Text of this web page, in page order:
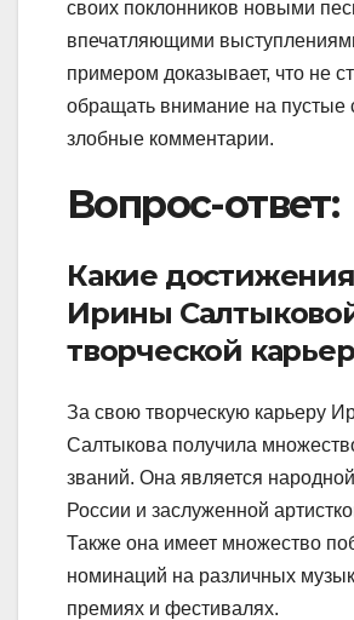
своих поклонников новыми
впечатляющими
примером доказывает, что не
обращать внимание на пустые
злобные комментарии.
Вопрос-ответ:
Какие достижения
Ирины
творческой
За свою творческую карьеру
Салтыкова получила
званий. Она является
России и заслуженной
Также она имеет множество
номинаций на различных
премиях и фестивалях.